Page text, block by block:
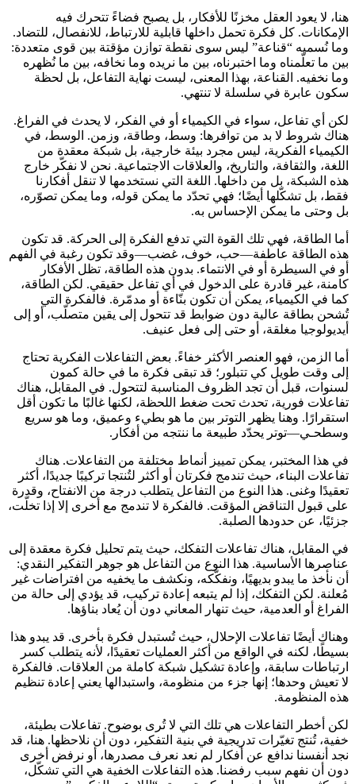
هنا، لا يعود العقل مخزنًا للأفكار، بل يصبح فضاءً تتحرك فيه
الإمكانات. كل فكرة تحمل داخلها قابلية للارتباط، للانفصال، للتضاد.
وما نُسميه “قناعة” ليس سوى نقطة توازن مؤقتة بين قوى متعددة:
بين ما تعلّمناه وما اختبرناه، بين ما نريده وما نخافه، بين ما نُظهره
وما نخفيه. القناعة، بهذا المعنى، ليست نهاية التفاعل، بل لحظة
سكون عابرة في سلسلة لا تنتهي.
لكن أي تفاعل، سواء في الكيمياء أو في الفكر، لا يحدث في الفراغ.
هناك شروط لا بد من توافرها: وسط، وطاقة، وزمن. الوسط، في
الكيمياء الفكرية، ليس مجرد بيئة خارجية، بل شبكة معقدة من
اللغة، والثقافة، والتاريخ، والعلاقات الاجتماعية. نحن لا نفكّر خارج
هذه الشبكة، بل من داخلها. اللغة التي نستخدمها لا تنقل أفكارنا
فقط، بل تشكّلها أيضًا؛ فهي تحدّد ما يمكن قوله، وما يمكن تصوّره،
بل وحتى ما يمكن الإحساس به.
أما الطاقة، فهي تلك القوة التي تدفع الفكرة إلى الحركة. قد تكون
هذه الطاقة عاطفة—حب، خوف، غضب—وقد تكون رغبة في الفهم
أو في السيطرة أو في الانتماء. بدون هذه الطاقة، تظل الأفكار
كامنة، غير قادرة على الدخول في أي تفاعل حقيقي. لكن الطاقة،
كما في الكيمياء، يمكن أن تكون بنّاءة أو مدمّرة. فالفكرة التي
تُشحن بطاقة عالية دون ضوابط قد تتحول إلى يقين متصلّب، أو إلى
أيديولوجيا مغلقة، أو حتى إلى فعل عنيف.
أما الزمن، فهو العنصر الأكثر خفاءً. بعض التفاعلات الفكرية تحتاج
إلى وقت طويل كي تتبلور؛ قد تبقى فكرة ما في حالة كمون
لسنوات، قبل أن تجد الظروف المناسبة لتتحول. في المقابل، هناك
تفاعلات فورية، تحدث تحت ضغط اللحظة، لكنها غالبًا ما تكون أقل
استقرارًا. وهنا يظهر التوتر بين ما هو بطيء وعميق، وما هو سريع
وسطحـي—توتر يحدّد طبيعة ما ننتجه من أفكار.
في هذا المختبر، يمكن تمييز أنماط مختلفة من التفاعلات. هناك
تفاعلات البناء، حيث تندمج فكرتان أو أكثر لتُنتجا تركيبًا جديدًا، أكثر
تعقيدًا وغنى. هذا النوع من التفاعل يتطلب درجة من الانفتاح، وقدرة
على قبول التناقض المؤقت. فالفكرة لا تندمج مع أخرى إلا إذا تخلّت،
جزئيًا، عن حدودها الصلبة.
في المقابل، هناك تفاعلات التفكك، حيث يتم تحليل فكرة معقدة إلى
عناصرها الأساسية. هذا النوع من التفاعل هو جوهر التفكير النقدي:
أن نأخذ ما يبدو بديهيًا، ونفكّكه، ونكشف ما يخفيه من افتراضات غير
مُعلنة. لكن التفكك، إذا لم يتبعه إعادة تركيب، قد يؤدي إلى حالة من
الفراغ أو العدمية، حيث تنهار المعاني دون أن يُعاد بناؤها.
وهناك أيضًا تفاعلات الإحلال، حيث تُستبدل فكرة بأخرى. قد يبدو هذا
بسيطًا، لكنه في الواقع من أكثر العمليات تعقيدًا، لأنه يتطلب كسر
ارتباطات سابقة، وإعادة تشكيل شبكة كاملة من العلاقات. فالفكرة
لا تعيش وحدها؛ إنها جزء من منظومة، واستبدالها يعني إعادة تنظيم
هذه المنظومة.
لكن أخطر التفاعلات هي تلك التي لا تُرى بوضوح. تفاعلات بطيئة،
خفية، تُنتج تغيّرات تدريجية في بنية التفكير، دون أن نلاحظها. هنا، قد
نجد أنفسنا ندافع عن أفكار لم نعد نعرف مصدرها، أو نرفض أخرى
دون أن نفهم سبب رفضنا. هذه التفاعلات الخفية هي التي تشكّل،